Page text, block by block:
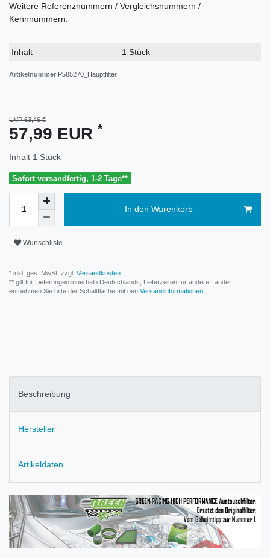
Weitere Referenznummern / Vergleichsnummern /
Kennnummern:
Technisches
Wert
Inhalt 1 Stück
Artikelnummer P585270_Hauptfilter
UVP 63,46 €
57,99 EUR *
Inhalt 1 Stück
Sofort versandfertig, 1-2 Tage**
In den Warenkorb
Wunschliste
* inkl. ges. MwSt. zzgl. Versandkosten
** gilt für Lieferungen innerhalb Deutschlands, Lieferzeiten für andere Länder
entnehmen Sie bitte der Schaltfläche mit den Versandinformationen
Beschreibung
Hersteller
Artikeldaten